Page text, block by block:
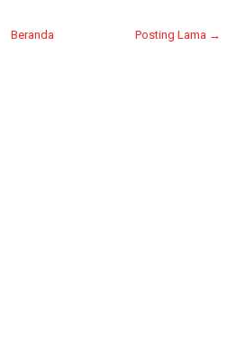
Posting Lama →
Beranda